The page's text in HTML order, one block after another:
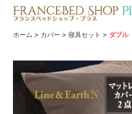
ホーム > カバー >寝具セット > ダブル